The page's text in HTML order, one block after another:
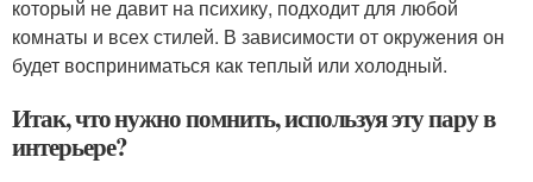
который не давит на психику, подходит для любой
комнаты и всех стилей. В зависимости от окружения он
будет восприниматься как теплый или холодный.
Итак, что нужно помнить, используя эту пару в
интерьере?